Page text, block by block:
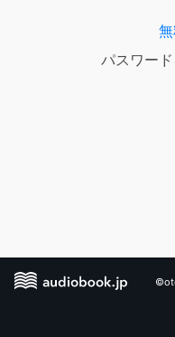
パスワー